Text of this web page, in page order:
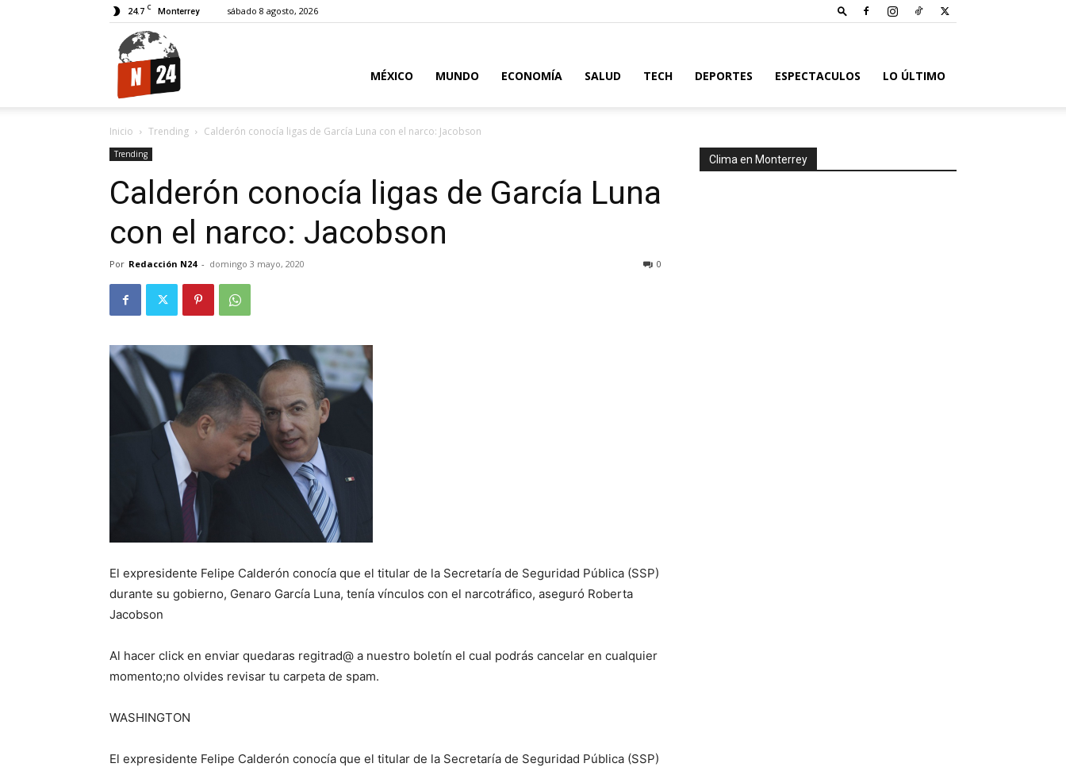
24.7 C Monterrey sábado 8 agosto, 2026
MÉXICO MUNDO ECONOMÍA SALUD TECH DEPORTES ESPECTACULOS LO ÚLTIMO
Inicio Trending Calderón conocía ligas de García Luna con el narco: Jacobson
Trending
Calderón conocía ligas de García Luna
con el narco: Jacobson
Por Redacción N24 - domingo 3 mayo, 2020 0
El expresidente Felipe Calderón conocía que el titular de la Secretaría de Seguridad Pública (SSP)
durante su gobierno, Genaro García Luna, tenía vínculos con el narcotráfico, aseguró Roberta
Jacobson
Al hacer click en enviar quedaras regitrad@ a nuestro boletín el cual podrás cancelar en cualquier
momento;no olvides revisar tu carpeta de spam.
WASHINGTON
El expresidente Felipe Calderón conocía que el titular de la Secretaría de Seguridad Pública (SSP)
Clima en Monterrey